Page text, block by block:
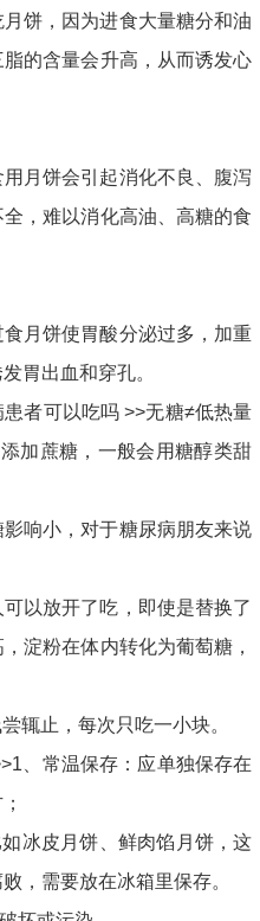
饼，因为进食大量糖分和油
的含量会升高，从而诱发心
月饼会引起消化不良、腹泻
，难以消化高油、高糖的食
月饼使胃酸分泌过多，加重
胃出血和穿孔。
者可以吃吗 >>无糖≠低热量
加蔗糖，一般会用糖醇类甜
响小，对于糖尿病朋友来说
以放开了吃，即使是替换了
淀粉在体内转化为葡萄糖，
辄止，每次只吃一小块。
、常温保存：应单独保存在
冰皮月饼、鲜肉馅月饼，这
，需要放在冰箱里保存。